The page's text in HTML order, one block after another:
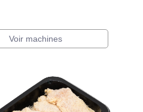
Voir machines